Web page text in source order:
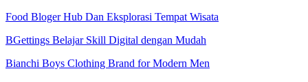
Food Bloger Hub Dan Eksplorasi Tempat Wisata
BGettings Belajar Skill Digital dengan Mudah
Bianchi Boys Clothing Brand for Modern Men